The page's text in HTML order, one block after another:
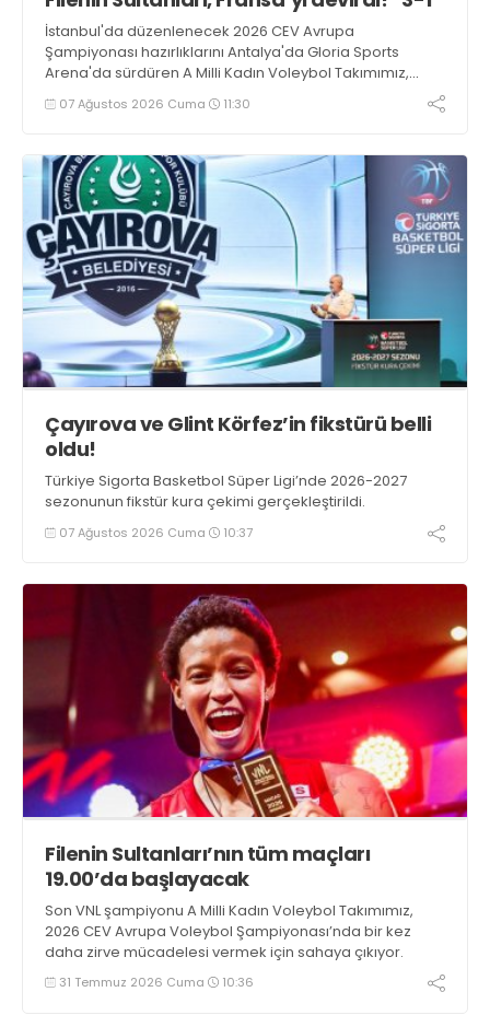
İstanbul'da düzenlenecek 2026 CEV Avrupa
Şampiyonası hazırlıklarını Antalya'da Gloria Sports
Arena'da sürdüren A Milli Kadın Voleybol Takımımız,
Fransa ile oynadığı hazırlık maçından 3-1 galip ayrıldı.
07 Ağustos 2026 Cuma 11:30
Çayırova ve Glint Körfez’in fikstürü belli
oldu!
Türkiye Sigorta Basketbol Süper Ligi’nde 2026-2027
sezonunun fikstür kura çekimi gerçekleştirildi.
07 Ağustos 2026 Cuma 10:37
Filenin Sultanları’nın tüm maçları
19.00’da başlayacak
Son VNL şampiyonu A Milli Kadın Voleybol Takımımız,
2026 CEV Avrupa Voleybol Şampiyonası’nda bir kez
daha zirve mücadelesi vermek için sahaya çıkıyor.
31 Temmuz 2026 Cuma 10:36